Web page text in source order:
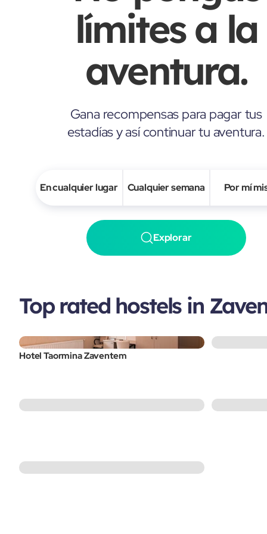
límites a la
aventura.
Gana recompensas para pagar tus
estadías y así continuar tu aventura.
En cualquier lugar Cualquier semana Por mí
Explorar
Top rated hostels in
Hotel Taormina Zaventem